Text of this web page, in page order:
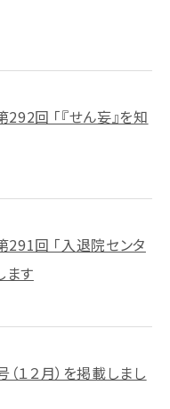
回 「『せん妄』を知
291回 「入退院センタ
ます
１２月）を掲載しまし